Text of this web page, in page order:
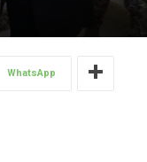
WhatsApp